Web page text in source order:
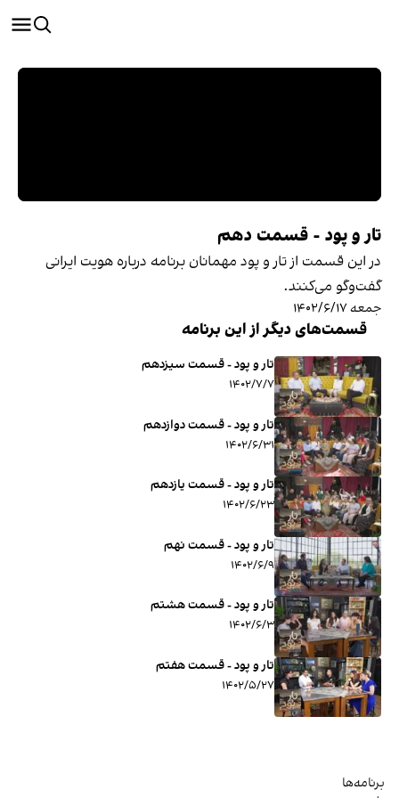
تار و پود - قسمت دهم
در این قسمت از تار و پود مهمانان برنامه درباره هویت ایرانی
گفت‌وگو می‌کنند.
جمعه ۱۴۰۲/۶/۱۷
قسمت‌های دیگر از این برنامه
تار و پود - قسمت سیزدهم
۱۴۰۲/۷/۷
تار و پود - قسمت دوازدهم
۱۴۰۲/۶/۳۱
تار و پود - قسمت یازدهم
۱۴۰۲/۶/۲۳
تار و پود - قسمت نهم
۱۴۰۲/۶/۹
تار و پود - قسمت هشتم
۱۴۰۲/۶/۳
تار و پود - قسمت هفتم
۱۴۰۲/۵/۲۷
برنامه‌ها